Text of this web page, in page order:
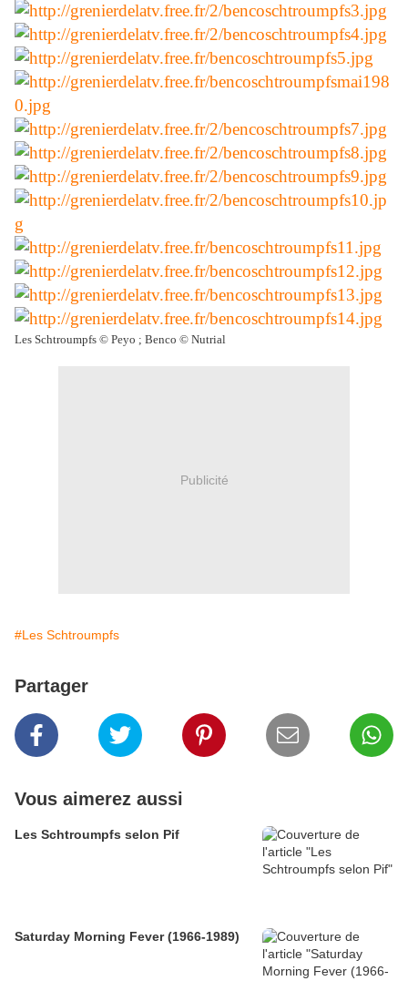
Les Schtroumpfs © Peyo ; Benco © Nutrial
Publicité
#Les Schtroumpfs
Partager
Vous aimerez aussi
Les Schtroumpfs selon Pif
Saturday Morning Fever (1966-1989)